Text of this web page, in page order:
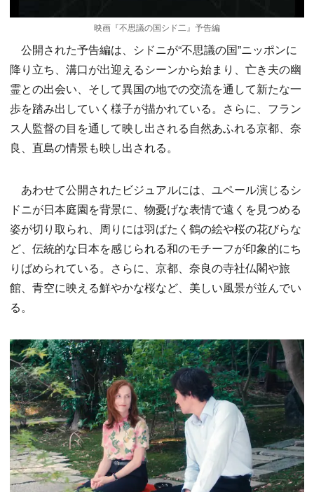
映画『不思議の国シド二』予告編
公開された予告編は、シドニが“不思議の国”ニッポンに
降り立ち、溝口が出迎えるシーンから始まり、亡き夫の幽
霊との出会い、そして異国の地での交流を通して新たな一
歩を踏み出していく様子が描かれている。さらに、フラン
ス人監督の目を通して映し出される自然あふれる京都、奈
良、直島の情景も映し出される。
あわせて公開されたビジュアルには、ユペール演じるシ
ドニが日本庭園を背景に、物憂げな表情で遠くを見つめる
姿が切り取られ、周りには羽ばたく鶴の絵や桜の花びらな
ど、伝統的な日本を感じられる和のモチーフが印象的にち
りばめられている。さらに、京都、奈良の寺社仏閣や旅
館、青空に映える鮮やかな桜など、美しい風景が並んでい
る。